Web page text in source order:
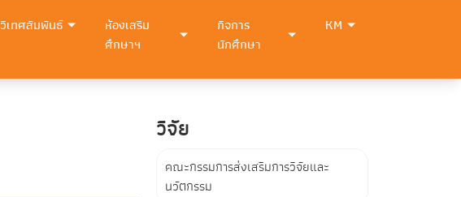
วิเทศสัมพันธ์
ห้องเสริม
ศึกษาฯ
กิจการ
นักศึกษา
KM
วิจัย
คณะกรรมการส่งเสริมการวิจัยและ
นวัตกรรม